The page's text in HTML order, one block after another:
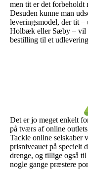
men tit er det forbeholdt
Desuden kunne man
leveringsmodel, der tit –
Holbæk eller Sæby – vil
bestilling til et
Det er jo meget enkelt
på tværs af online
Tackle online selskaber
prisniveauet på specielt
drenge, og tillige også
nogle gange præstere